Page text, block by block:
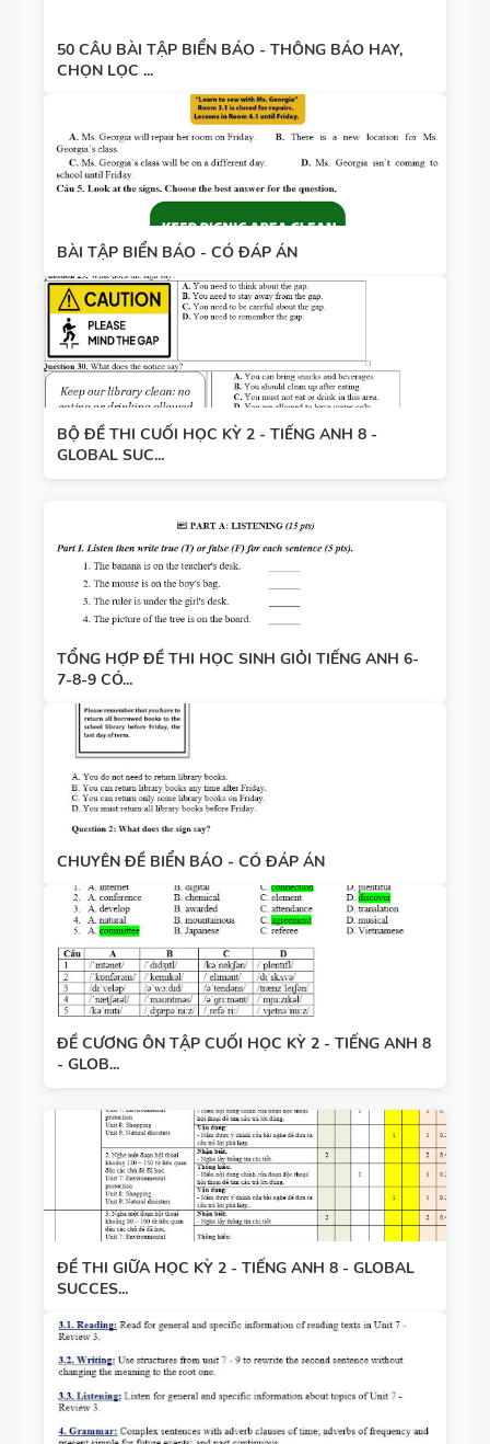
50 CÂU BÀI TẬP BIỂN BÁO - THÔNG BÁO HAY,
CHỌN LỌC ...
BÀI TẬP BIỂN BÁO - CÓ ĐÁP ÁN
BỘ ĐỀ THI CUỐI HỌC KỲ 2 - TIẾNG ANH 8 -
GLOBAL SUC...
TỔNG HỢP ĐỀ THI HỌC SINH GIỎI TIẾNG ANH 6-
7-8-9 CÓ...
CHUYÊN ĐỀ BIỂN BÁO - CÓ ĐÁP ÁN
ĐỀ CƯƠNG ÔN TẬP CUỐI HỌC KỲ 2 - TIẾNG ANH 8
- GLOB...
ĐỀ THI GIỮA HỌC KỲ 2 - TIẾNG ANH 8 - GLOBAL
SUCCES...